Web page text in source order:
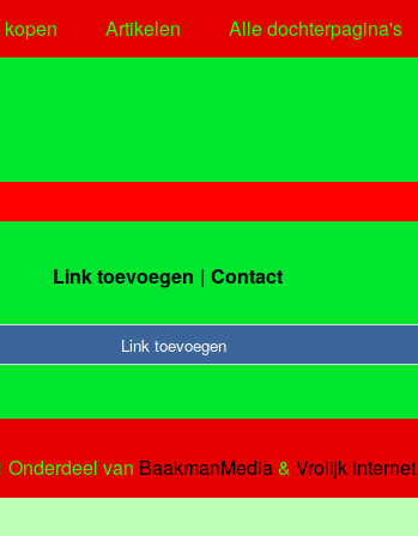
Artikelen Alle dochterpagina's
Link toevoegen Contact
Link toevoegen
van BaakmanMedia& Vrolijk